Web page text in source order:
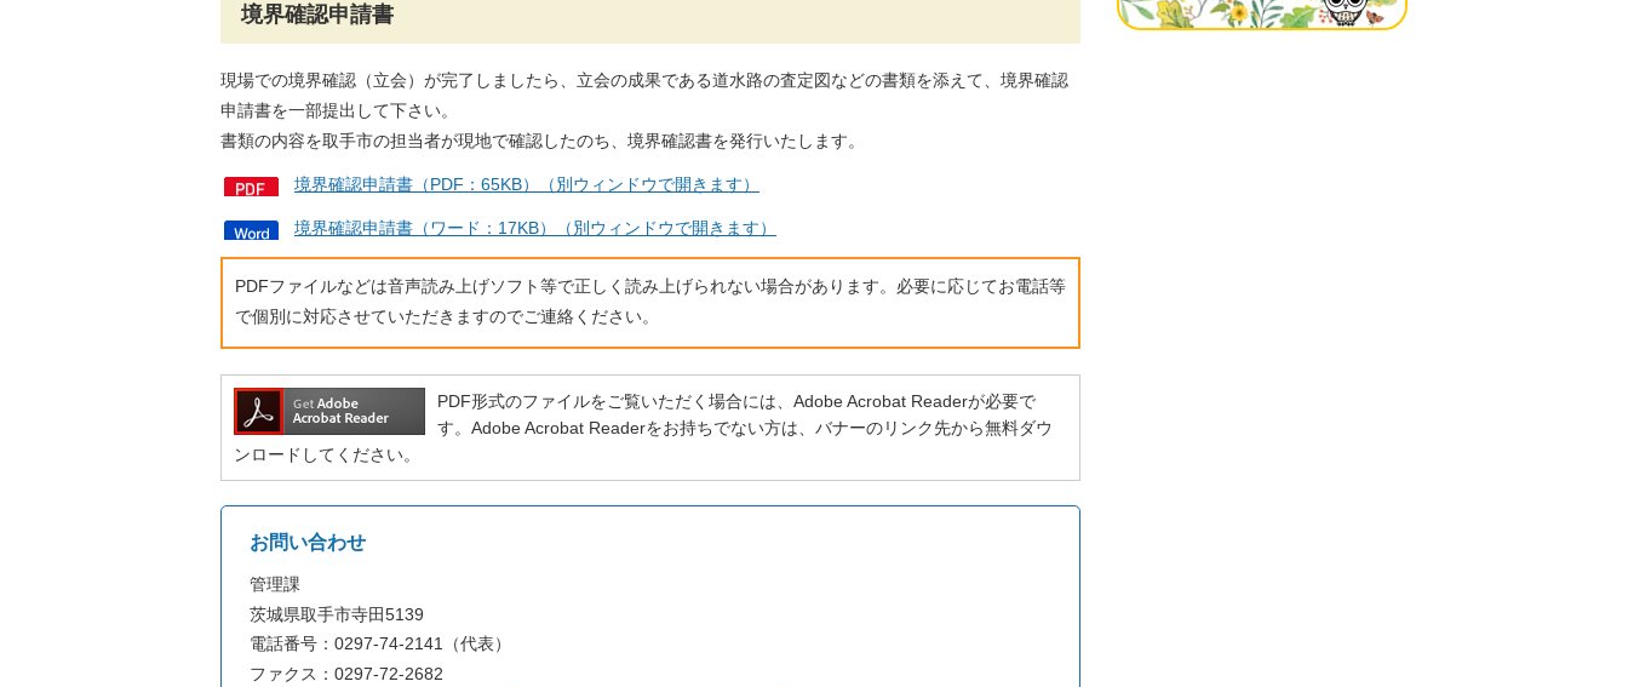
境界確認申請書
現場での境界確認（立会）が完了しましたら、立会の成果である道水路の査定図などの書類を添えて、境界確認
申請書を一部提出して下さい。
書類の内容を取手市の担当者が現地で確認したのち、境界確認書を発行いたします。
境界確認申請書（PDF：65KB）（別ウィンドウで開きます）
境界確認申請書（ワード：17KB）（別ウィンドウで開きます）
PDFファイルなどは音声読み上げソフト等で正しく読み上げられない場合があります。必要に応じてお電話等
で個別に対応させていただきますのでご連絡ください。
PDF形式のファイルをご覧いただく場合には、Adobe Acrobat Readerが必要で
す。Adobe Acrobat Readerをお持ちでない方は、バナーのリンク先から無料ダウ
ンロードしてください。
お問い合わせ
管理課
茨城県取手市寺田5139
電話番号：0297-74-2141（代表）
ファクス：0297-72-2682